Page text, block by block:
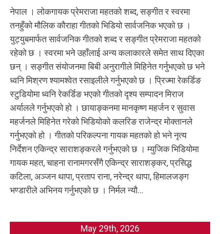
नेपाल । लोकगायक प्रेमराजा महतको शब्द, सङ्गीत र स्वरमा
तनहुँको मौलिक कौराहा गीतको भिडियो सार्वजनिक भएको छ ।
युट्युबमार्फत सार्वजनिक गीतको शब्द र सङ्गीत प्रेमराजा महतको
रहेको छ । स्वरमा भने उहाँलाई अन्य कलाकारले समेत साथ दिएका
छन् । सङ्गीत संयोजनमा बिबी अनुरागीले मिहिनेत गर्नुभएको छ भने
ध्वनि मिश्रण श्यामश्वेत रसाइलीले गर्नुभएको छ । प्रिज्मा रेकर्डिङ
स्टुडियोमा ध्वनि रेकर्डिङ भएको गीतको दृश्य सम्पादन मिराज
अर्यालले गर्नुभएको हो । छायाङ्कनमा मानकृष्ण महर्जन र सुवास
महर्जनले मिहिनेत गरेको भिडियोको कलरिङ राजेन्द्र मोक्तानले
गर्नुभएको हो । गीतको परिकल्पना गायक महतको हो भने नृत्य
निर्देशन एकिन्द्र साराशङ्करले गर्नुभएको छ । म्युजिक भिडियोमा
गायक महत, चाहना रानामगरसँगै एकिन्द्र साराशङ्कर, प्रसिद्ध
कटिला, अञ्जन थापा, प्रताप राना, नरेन्द्र थापा, हिमालजङ्ग
भण्डारीले अभिनय गर्नुभएको छ । निर्मल न्यौ...
May 29th, 2026